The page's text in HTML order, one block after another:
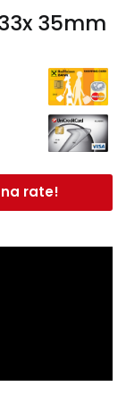
35mm
rate!